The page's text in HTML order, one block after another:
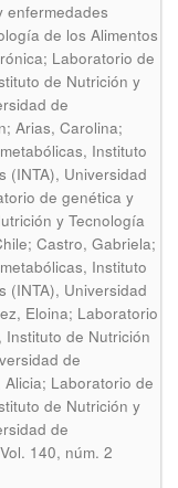
enfermedades
de los Alimentos
Laboratorio de
de Nutrición y
de
Arias, Carolina;
Instituto
(INTA), Universidad
de genética y
y Tecnología
Castro, Gabriela;
Instituto
(INTA), Universidad
Eloina; Laboratorio
de Nutrición
de
Laboratorio de
de Nutrición y
de
140, núm. 2